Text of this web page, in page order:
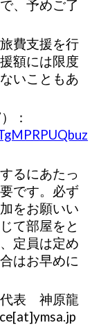
、予めご了
費支援を行
額には限度
いこともあ
）：
るにあたっ
です。必ず
をお願いい
て部屋をと
定員は定め
はお早めに
代表 神原龍